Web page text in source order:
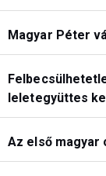
Magyar Péter
leletegyüttes
Az első